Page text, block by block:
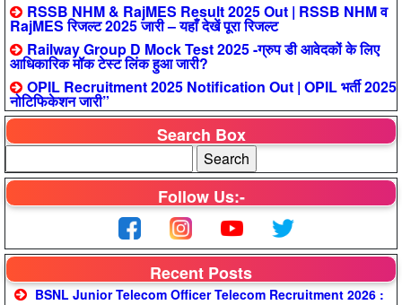
RSSB NHM & RajMES Result 2025 Out | RSSB NHM व
RajMES रिजल्ट 2025 जारी – यहाँ देखें पूरा रिजल्ट
Railway Group D Mock Test 2025 -ग्रुप डी आवेदकों के लिए
आधिकारिक मॉक टेस्ट लिंक हुआ जारी?
OPIL Recruitment 2025 Notification Out | OPIL भर्ती 2025
नोटिफिकेशन जारी”
Search Box
Follow Us:-
Recent Posts
BSNL Junior Telecom Officer Telecom Recruitment 2026 :